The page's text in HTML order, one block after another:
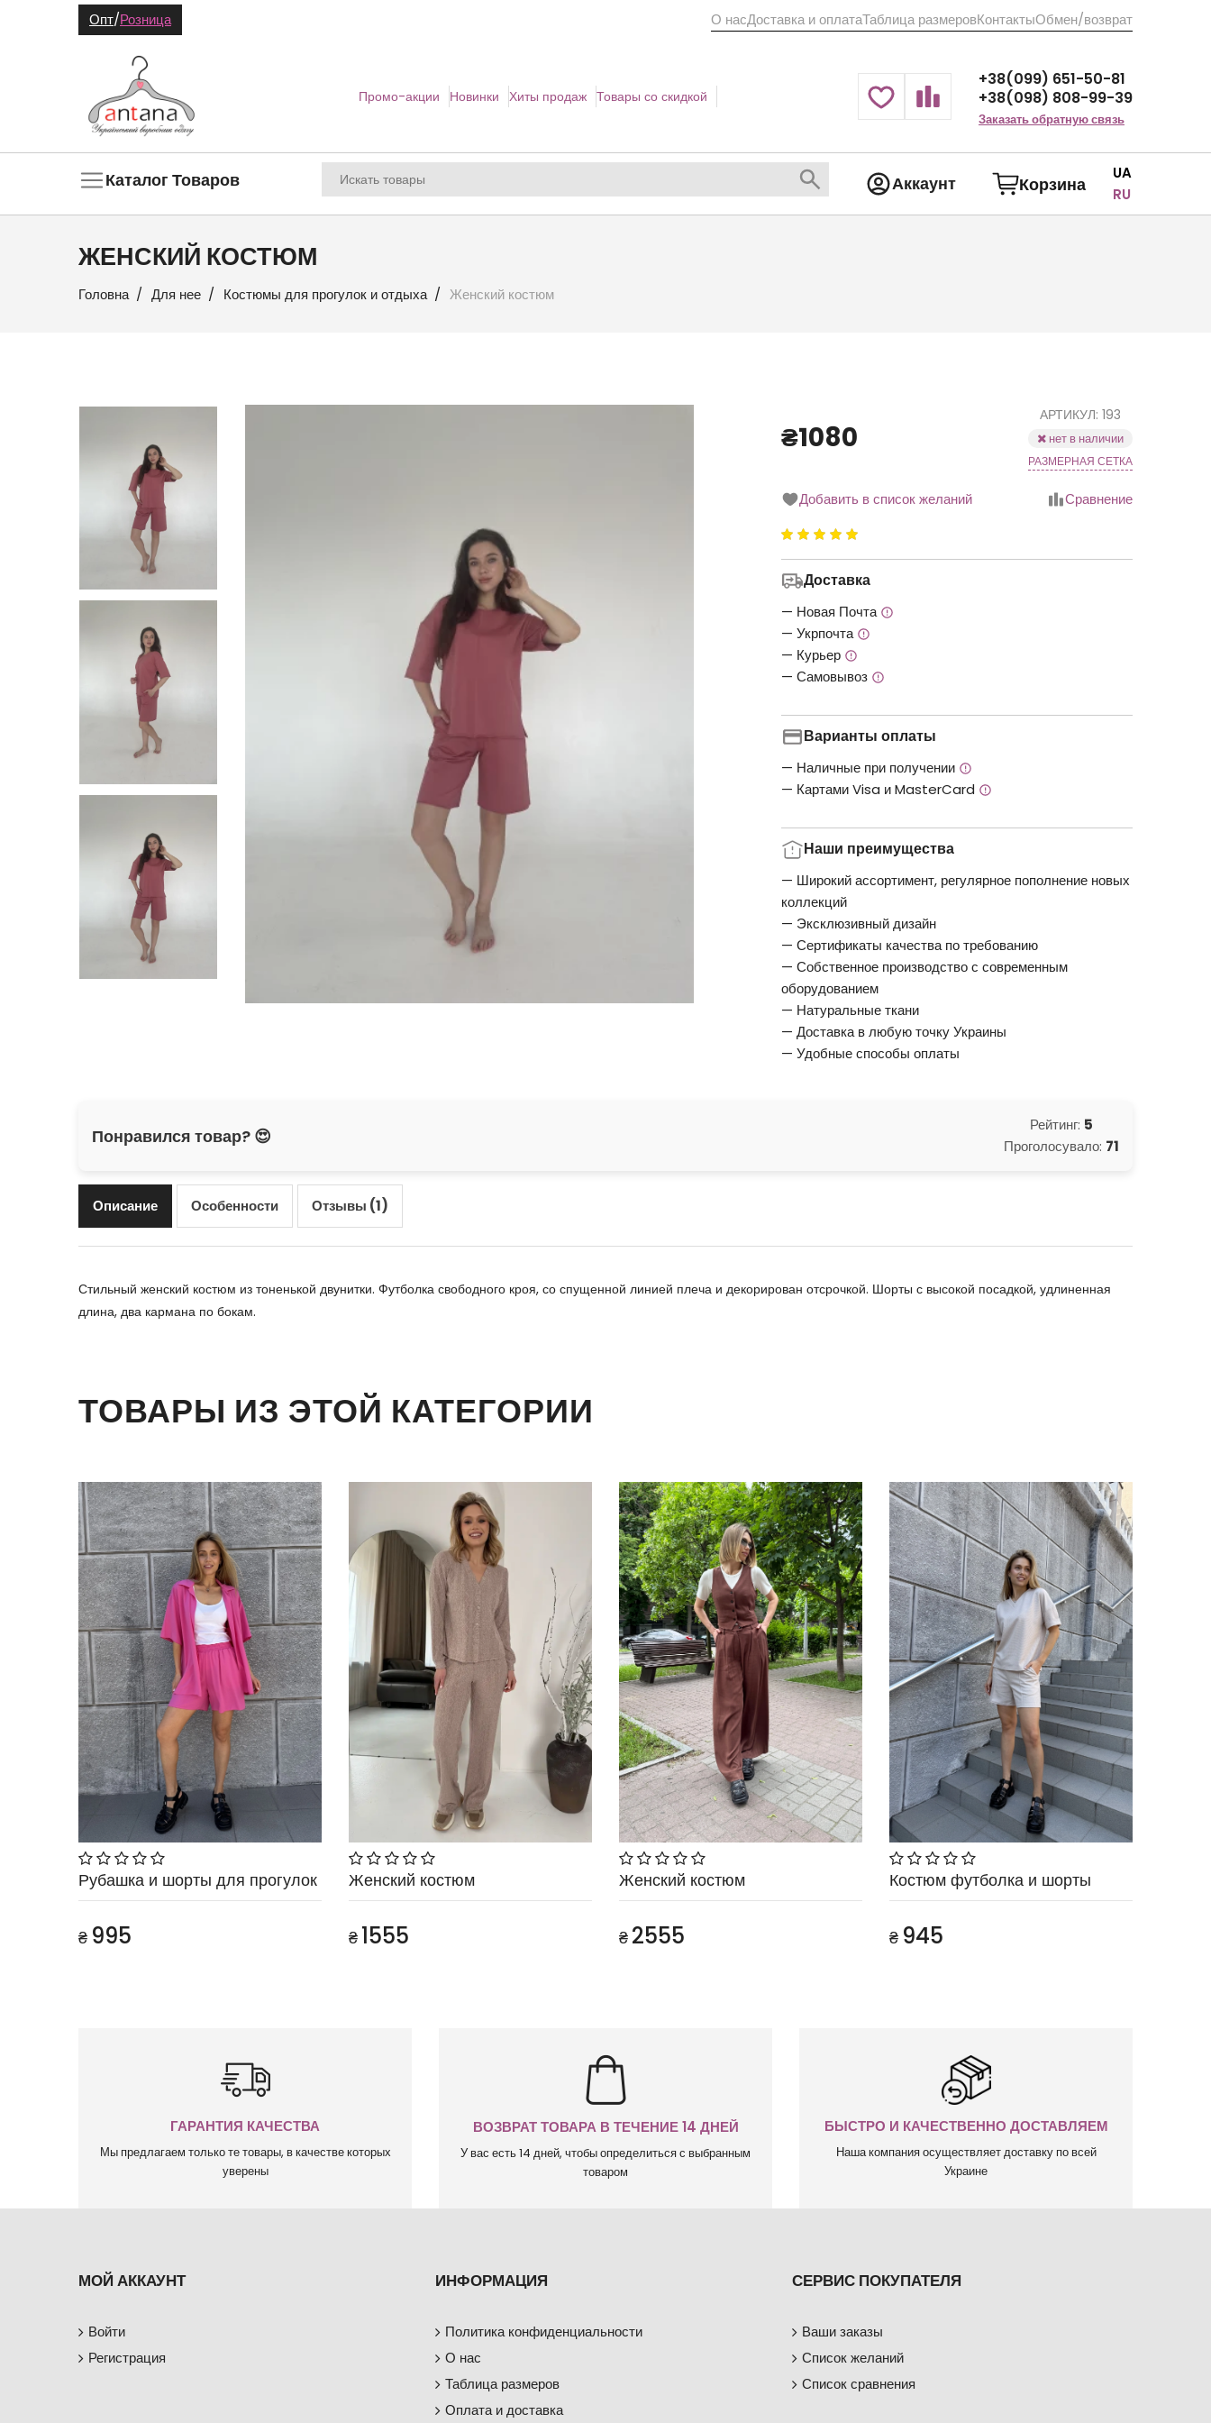
Опт/Розница О насДоставка и оплатаТаблица размеровКонтактыОбмен/возврат
Промо-акции Новинки Хиты продаж Товары со скидкой
+38(099) 651-50-81
+38(098) 808-99-39
Заказать обратную связь
Каталог Товаров Аккаунт Корзина
UA
RU
ЖЕНСКИЙ КОСТЮМ
Головна Для нее Костюмы для прогулок и отдыха Женский костюм
₴1080
АРТИКУЛ: 193
нет в наличии
РАЗМЕРНАЯ СЕТКА
Добавить в список желаний Сравнение
5.00
5
Доставка
— Новая Почта
— Укрпочта
— Курьер
— Самовывоз
Варианты оплаты
— Наличные при получении
— Картами Visa и MasterCard
Наши преимущества
— Широкий ассортимент, регулярное пополнение новых
коллекций
— Эксклюзивный дизайн
— Сертификаты качества по требованию
— Собственное производство с современным
оборудованием
— Натуральные ткани
— Доставка в любую точку Украины
— Удобные способы оплаты
Понравился товар? 😍 Рейтинг: 5
Проголосувало: 71
Описание Особенности Отзывы (1)
Стильный женский костюм из тоненькой двунитки. Футболка свободного кроя, со спущенной линией плеча и декорирован отсрочкой. Шорты с высокой посадкой, удлиненная
длина, два кармана по бокам.
ТОВАРЫ ИЗ ЭТОЙ КАТЕГОРИИ
Рубашка и шорты для прогулок
₴ 995
Женский костюм
₴ 1555
Женский костюм
₴ 2555
Костюм футболка и шорты
₴ 945
ГАРАНТИЯ КАЧЕСТВА
Мы предлагаем только те товары, в качестве которых
уверены
ВОЗВРАТ ТОВАРА В ТЕЧЕНИЕ 14 ДНЕЙ
У вас есть 14 дней, чтобы определиться с выбранным
товаром
БЫСТРО И КАЧЕСТВЕННО ДОСТАВЛЯЕМ
Наша компания осуществляет доставку по всей
Украине
МОЙ АККАУНТ
Войти
Регистрация
ИНФОРМАЦИЯ
Политика конфиденциальности
О нас
Таблица размеров
Оплата и доставка
СЕРВИС ПОКУПАТЕЛЯ
Ваши заказы
Список желаний
Список сравнения